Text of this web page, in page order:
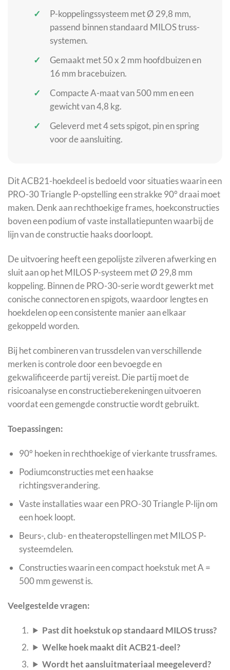
P-koppelingssysteem met Ø 29,8 mm,
passend binnen standaard MILOS truss-
systemen.
Gemaakt met 50 x 2 mm hoofdbuizen en
16 mm bracebuizen.
Compacte A-maat van 500 mm en een
gewicht van 4,8 kg.
Geleverd met 4 sets spigot, pin en spring
voor de aansluiting.
Dit ACB21-hoekdeel is bedoeld voor situaties waarin een
PRO-30 Triangle P-opstelling een strakke 90° draai moet
maken. Denk aan rechthoekige frames, hoekconstructies
boven een podium of vaste installatiepunten waarbij de
lijn van de constructie haaks doorloopt.
De uitvoering heeft een gepolijste zilveren afwerking en
sluit aan op het MILOS P-systeem met Ø 29,8 mm
koppeling. Binnen de PRO-30-serie wordt gewerkt met
conische connectoren en spigots, waardoor lengtes en
hoekdelen op een consistente manier aan elkaar
gekoppeld worden.
Bij het combineren van trussdelen van verschillende
merken is controle door een bevoegde en
gekwalificeerde partij vereist. Die partij moet de
risicoanalyse en constructieberekeningen uitvoeren
voordat een gemengde constructie wordt gebruikt.
Toepassingen:
90° hoeken in rechthoekige of vierkante trussframes.
Podiumconstructies met een haakse
richtingsverandering.
Vaste installaties waar een PRO-30 Triangle P-lijn om
een hoek loopt.
Beurs-, club- en theateropstellingen met MILOS P-
systeemdelen.
Constructies waarin een compact hoekstuk met A =
500 mm gewenst is.
Veelgestelde vragen:
Past dit hoekstuk op standaard MILOS truss?
Welke hoek maakt dit ACB21-deel?
Wordt het aansluitmateriaal meegeleverd?